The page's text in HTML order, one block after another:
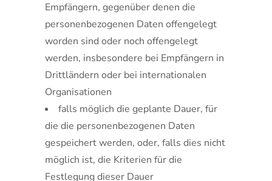
Empfängern, gegenüber denen die
personenbezogenen Daten offengelegt
worden sind oder noch offengelegt
werden, insbesondere bei Empfängern in
Drittländern oder bei internationalen
Organisationen
falls möglich die geplante Dauer, für
die die personenbezogenen Daten
gespeichert werden, oder, falls dies nicht
möglich ist, die Kriterien für die
Festlegung dieser Dauer